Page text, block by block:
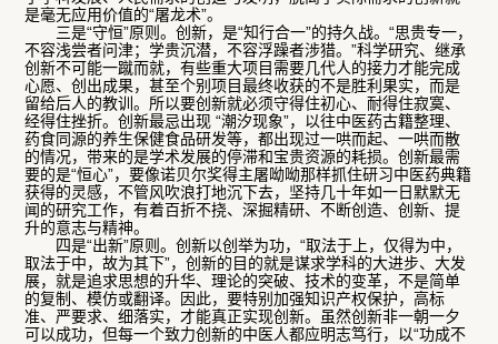
是毫无应用价值的“屠龙术”。
三是“守恒”原则。创新，是“知行合一”的持久战。“思贵专一，
不容浅尝者问津；学贵沉潜，不容浮躁者涉猎。”科学研究、继承
创新不可能一蹴而就，有些重大项目需要几代人的接力才能完成
心愿、创出成果，甚至个别项目最终收获的不是胜利果实，而是
留给后人的教训。所以要创新就必须守得住初心、耐得住寂寞、
经得住挫折。创新最忌出现 “潮汐现象”，以往中医药古籍整理、
药食同源的养生保健食品研发等，都出现过一哄而起、一哄而散
的情况，带来的是学术发展的停滞和宝贵资源的耗损。创新最需
要的是“恒心”，要像诺贝尔奖得主屠呦呦那样抓住研习中医药典籍
获得的灵感，不管风吹浪打地沉下去，坚持几十年如一日默默无
闻的研究工作，有着百折不挠、深掘精研、不断创造、创新、提
升的意志与精神。
四是“出新”原则。创新以创举为功，“取法于上，仅得为中，
取法于中，故为其下”，创新的目的就是谋求学科的大进步、大发
展，就是追求思想的升华、理论的突破、技术的变革，不是简单
的复制、模仿或翻译。因此，要特别加强知识产权保护，高标
准、严要求、细落实，才能真正实现创新。虽然创新非一朝一夕
可以成功，但每一个致力创新的中医人都应明志笃行，以“功成不